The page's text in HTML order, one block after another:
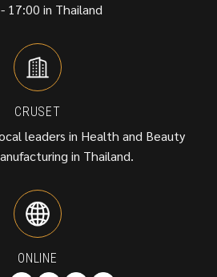
17:00 in Thailand
CRUSET
leaders in Health and Beauty
in Thailand.
ONLINE